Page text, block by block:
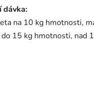
dávka:
na 10 kg hmotnosti,
do 15 kg hmotnosti, nad